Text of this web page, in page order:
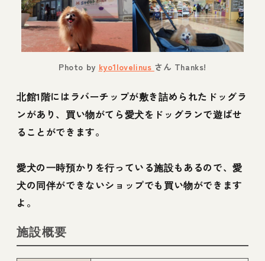
Photo by kyo1lovelinus さん Thanks!
北館1階にはラバーチップが敷き詰められたドッグラ
ンがあり、買い物がてら愛犬をドッグランで遊ばせ
ることができます。
愛犬の一時預かりを行っている施設もあるので、愛
犬の同伴ができないショップでも買い物ができます
よ。
施設概要